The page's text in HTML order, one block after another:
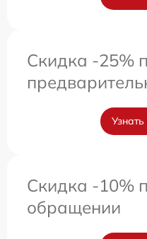
Скидка -25%
Скидка -10%
обращении